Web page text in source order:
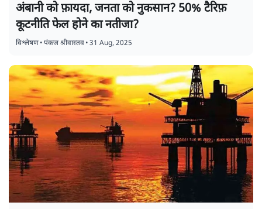
अंबानी को फ़ायदा, जनता को नुकसान? 50% टैरिफ़
कूटनीति फेल होने का नतीजा?
विश्लेषण•पंकज श्रीवास्तव•31 Aug, 2025